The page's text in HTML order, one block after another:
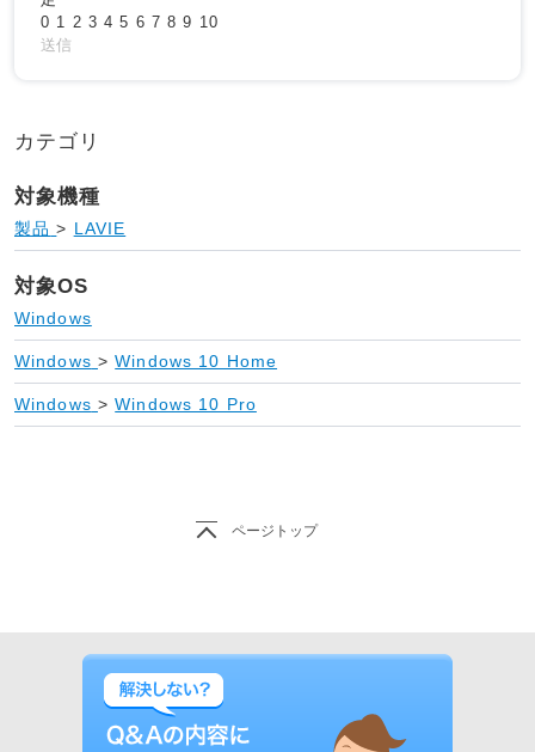
0 1 2 3 4 5 6 7 8 9 10
送信
カテゴリ
対象機種
製品 > LAVIE
対象OS
Windows
Windows > Windows 10 Home
Windows > Windows 10 Pro
ページトップ